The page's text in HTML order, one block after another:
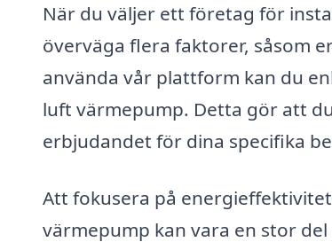
När du väljer ett företag för
överväga flera faktorer, såsom
använda vår plattform kan du
luft värmepump. Detta gör att
erbjudandet för dina specifika
Att fokusera på
värmepump kan vara en stor